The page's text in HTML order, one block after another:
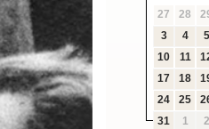
27
28
3
4 5
10
11
17
18
24
25
31
1 2